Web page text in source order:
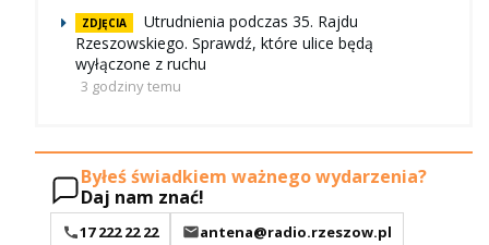
ZDJĘCIA
Utrudnienia podczas 35. Rajdu
Rzeszowskiego. Sprawdź, które ulice będą
wyłączone z ruchu
3 godziny temu
Byłeś świadkiem ważnego wydarzenia?
Daj nam znać!
17 222 22 22
antena@radio.rzeszow.pl